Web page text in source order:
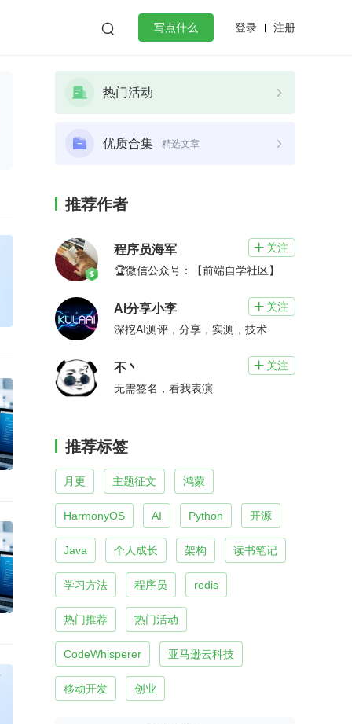
 写点什么 登录 注册
热门活动
优质合集 精选文章
推荐作者
程序员海军  关注
🏆微信公众号：【前端自学社区】
AI分享小李  关注
深挖AI测评，分享，实测，技术
不丶  关注
无需签名，看我表演
推荐标签
月更 主题征文 鸿蒙
HarmonyOS AI Python 开源
Java 个人成长 架构 读书笔记
学习方法 程序员 redis
热门推荐 热门活动
CodeWhisperer 亚马逊云科技
移动开发 创业